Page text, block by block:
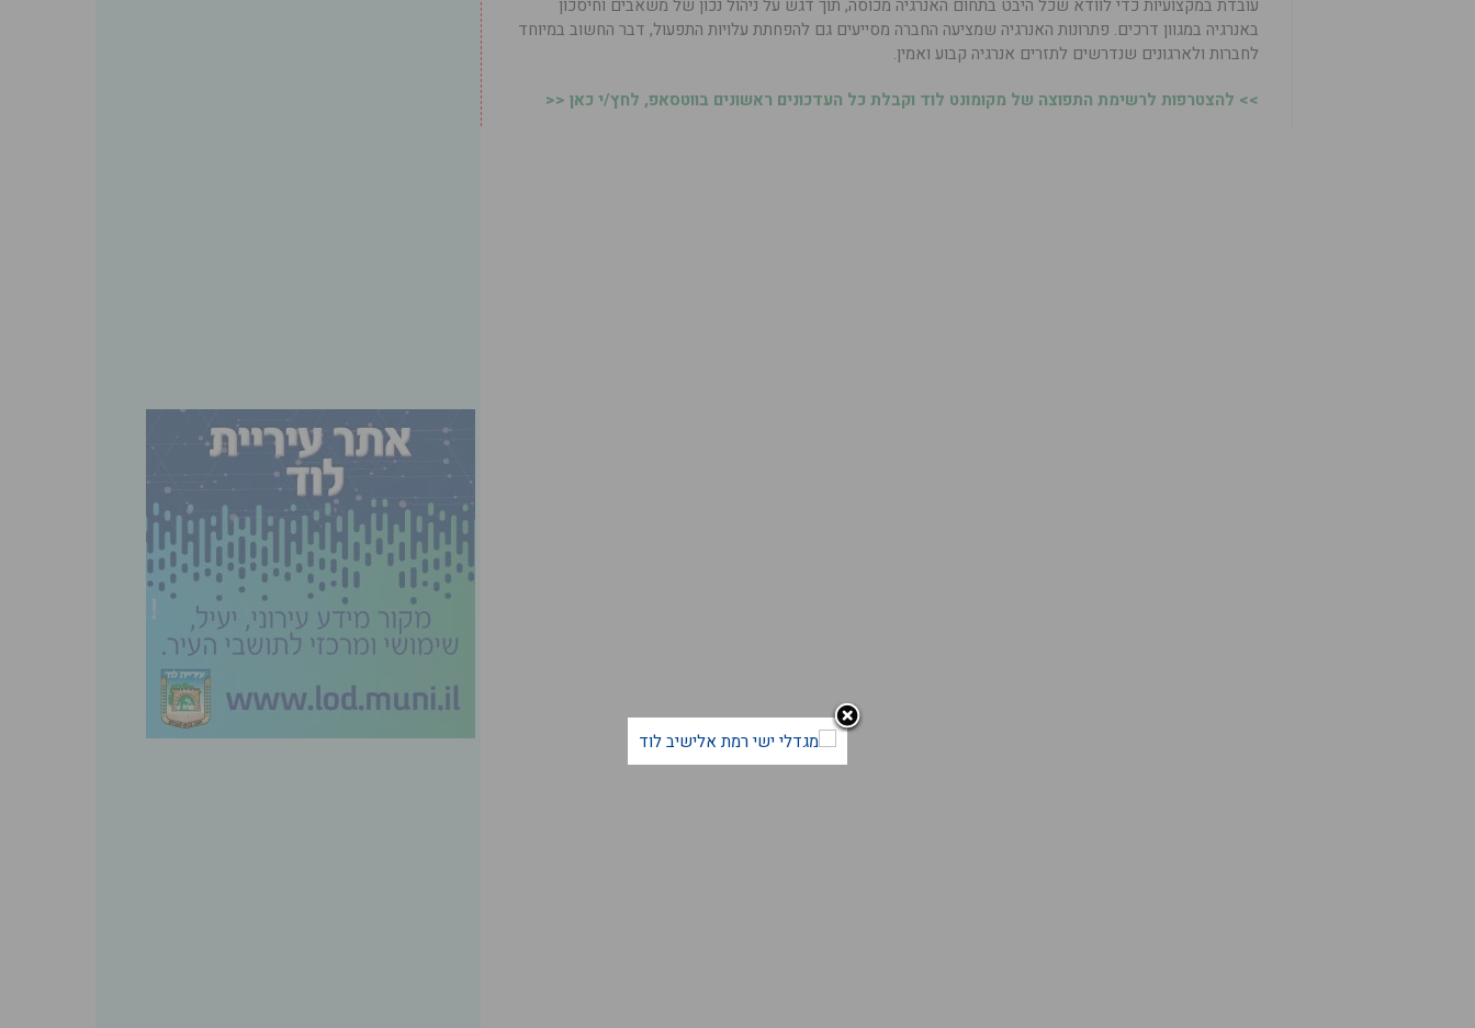
עובדת במקצועיות כדי לוודא שכל היבט בתחום האנרגיה מכוסה, תוך דגש על ניהול נכון של משאבים וחיסכון
באנרגיה במגוון דרכים. פתרונות האנרגיה שמציעה החברה מסייעים גם להפחתת עלויות התפעול, דבר החשוב במיוחד
לחברות ולארגונים שנדרשים לתזרים אנרגיה קבוע ואמין.
>> להצטרפות לרשימת התפוצה של מקומונט לוד וקבלת כל העדכונים ראשונים בווטסאפ, לחץ/י כאן <<